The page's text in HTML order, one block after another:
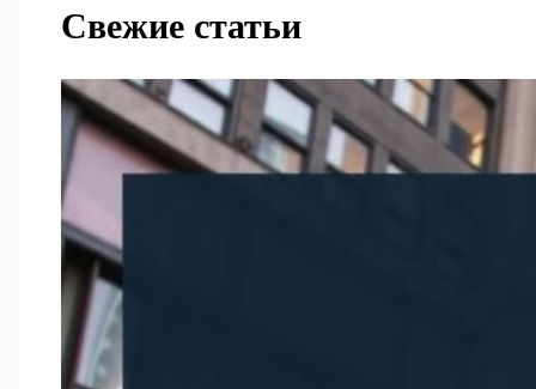
Свежие статьи